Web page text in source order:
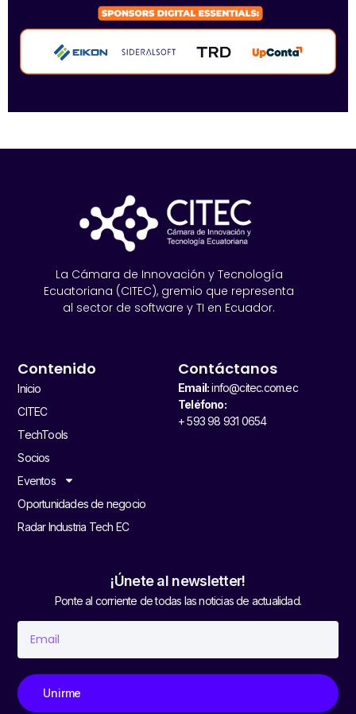
La Cámara de Innovación y Tecnología
Ecuatoriana (CITEC), gremio que representa
al sector de software y TI en Ecuador.
Contenido
Inicio
CITEC
TechTools
Socios
Eventos
Oportunidades de negocio
Radar Industria Tech EC
Contáctanos
Email:info@citec.com.ec
Teléfono:
+ 593 98 931 0654
¡Únete al newsletter!
Ponte al corriente de todas las noticias de actualidad.
Unirme